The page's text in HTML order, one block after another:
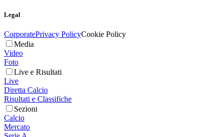
Legal
CorporatePrivacy PolicyCookie Policy
Media
Video
Foto
Live e Risultati
Live
Diretta Calcio
Risultati e Classifiche
Sezioni
Calcio
Mercato